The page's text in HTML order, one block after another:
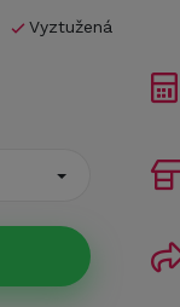
Vyztužená